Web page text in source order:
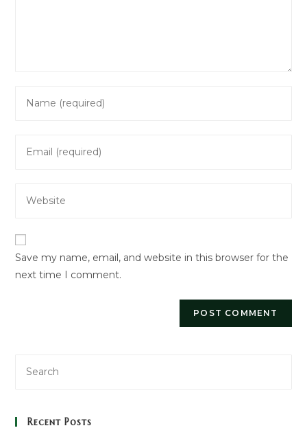
your
comment
your
address
your
URL
(optional)
Save my name, email, and website in this browser for the
next time I comment.
Recent Posts